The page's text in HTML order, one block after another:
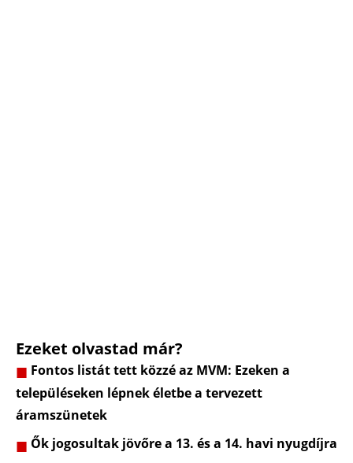
Ezeket olvastad már?
Fontos listát tett közzé az MVM: Ezeken a
településeken lépnek életbe a tervezett
áramszünetek
Ők jogosultak jövőre a 13. és a 14. havi nyugdíjra